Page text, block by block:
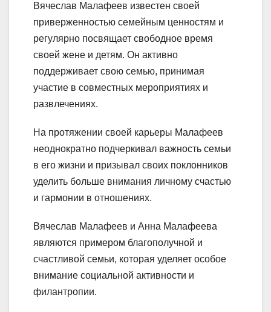
Вячеслав Малафеев известен своей
приверженностью семейным ценностям и
регулярно посвящает свободное время
своей жене и детям. Он активно
поддерживает свою семью, принимая
участие в совместных мероприятиях и
развлечениях.
На протяжении своей карьеры Малафеев
неоднократно подчеркивал важность семьи
в его жизни и призывал своих поклонников
уделить больше внимания личному счастью
и гармонии в отношениях.
Вячеслав Малафеев и Анна Малафеева
являются примером благополучной и
счастливой семьи, которая уделяет особое
внимание социальной активности и
филантропии.